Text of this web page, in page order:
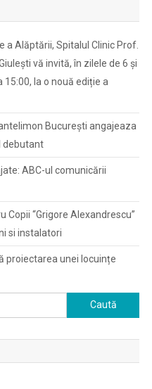
a Alăptării, Spitalul Clinic Prof.
vă invită, în zilele de 6 și
15:00, la o nouă ediție a
București angajeaza
debutant
ABC-ul comunicării
Copii “Grigore Alexandrescu”
si instalatori
proiectarea unei locuințe
Caută
după: